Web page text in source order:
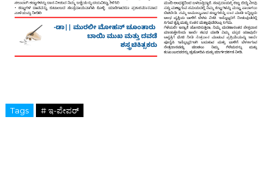
Tags # ಇ-ಪೇಪರ್‌